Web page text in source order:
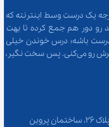
یک درست وسط اینترنته که
و کاربلد رو دور هم جمع کرده تا بهت
باشه؛ درس خوندن خیلی
آسون‌تر و باحال‌تر از چیزیه که فکرش رو می‌کنی. پس سخت نگیر،
تهران، میدان عطار، خیابان عطار، پلاک 26، ساختمان پروین